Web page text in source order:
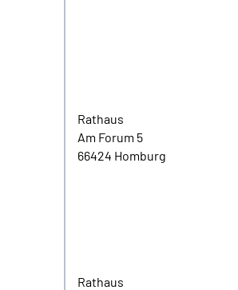
Rathaus
Am Forum 5
66424 Homburg
Rathaus